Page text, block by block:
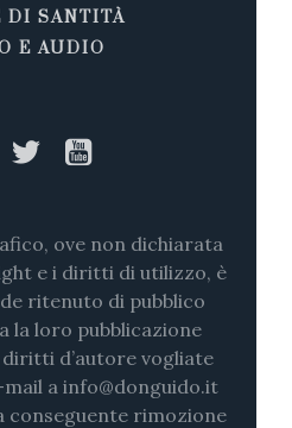
DI SANTITÀ
E AUDIO
ove non dichiarata
e i diritti di utilizzo, è
ritenuto di pubblico
la loro pubblicazione
d’autore vogliate
a info@donguido.it
conseguente rimozione